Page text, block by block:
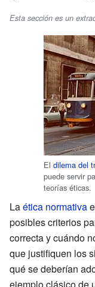
Esta sección es un
El dilema del
puede servir
teorías éticas.
Laética normativa
posibles criterios
correcta y cuándo
que justifiquen los
qué se deberían
ejemplo clásico de